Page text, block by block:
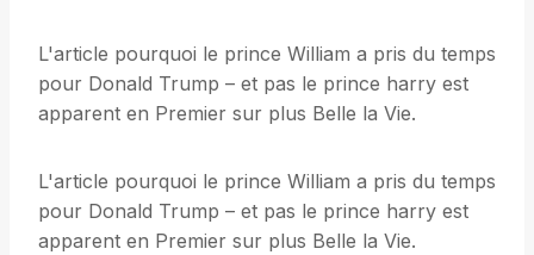
L'article pourquoi le prince William a pris du temps
pour Donald Trump – et pas le prince harry est
apparent en Premier sur plus Belle la Vie.
L'article pourquoi le prince William a pris du temps
pour Donald Trump – et pas le prince harry est
apparent en Premier sur plus Belle la Vie.